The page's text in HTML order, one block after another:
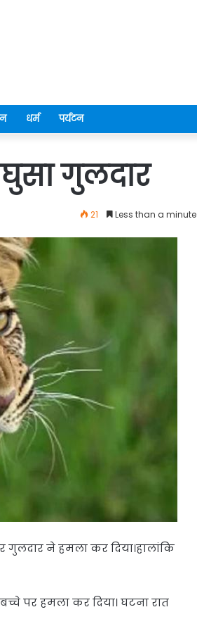
धर्म पर्यटन
गुलदार
21 Less than a minute
ने हमला कर दिया।हालांकि
पर हमला कर दिया। घटना रात